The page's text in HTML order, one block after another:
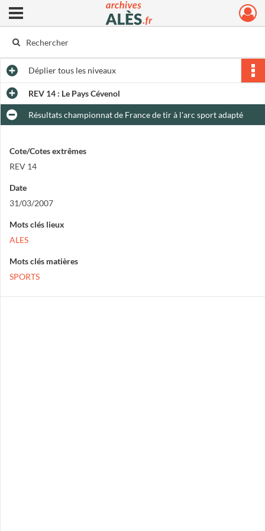
Archives municipales d'Alès
Ouvrir le menu déroulant
Dépliertous les niveaux
REV 14 : Le Pays Cévenol
Résultats championnat de France de tir à l'arc sport adapté
Cote/Cotes extrêmes
REV 14
Date
31/03/2007
Mots clés lieux
ALES
Mots clés matières
SPORTS